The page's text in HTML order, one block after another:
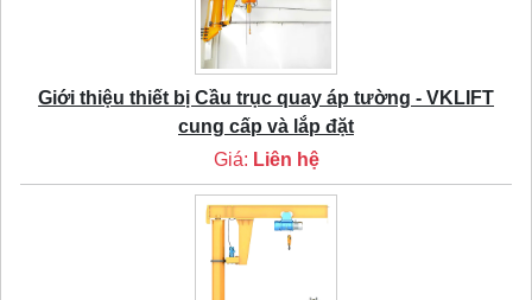
Giới thiệu thiết bị Cầu trục quay áp tường - VKLIFT
cung cấp và lắp đặt
Giá: Liên hệ